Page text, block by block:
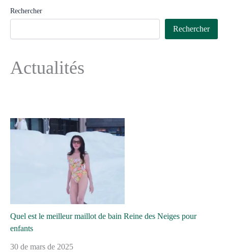
Rechercher
Rechercher
Actualités
Quel est le meilleur maillot de bain Reine des Neiges pour
enfants
30 de mars de 2025